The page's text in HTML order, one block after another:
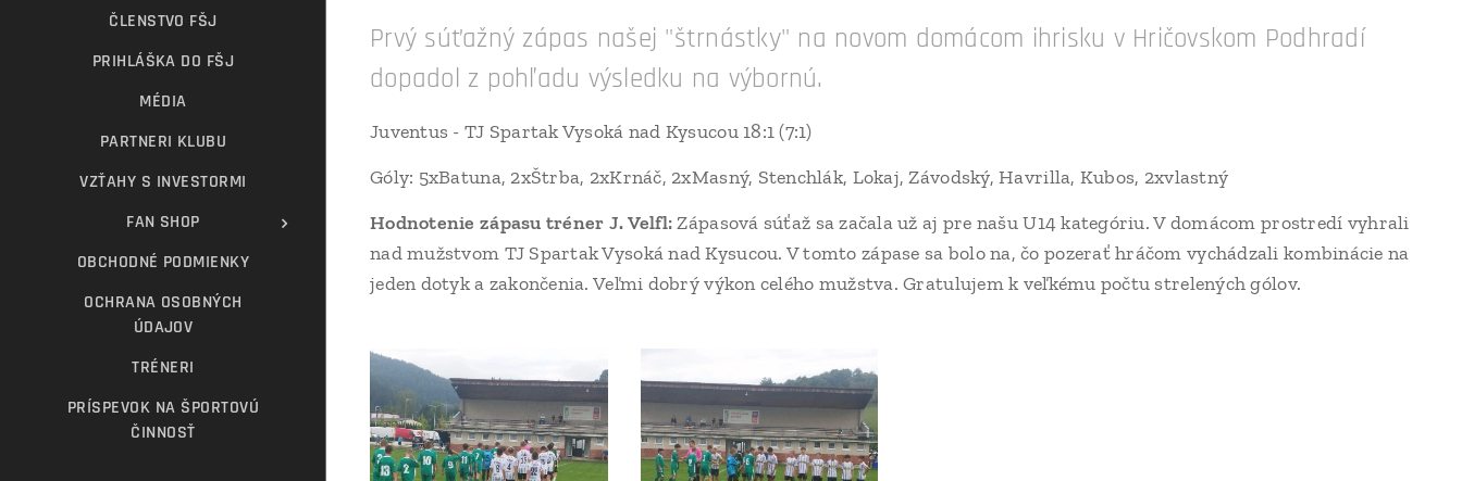
ČLENSTVO FŠJ
PRIHLÁŠKA DO FŠJ
MÉDIA
PARTNERI KLUBU
VZŤAHY S INVESTORMI
FAN SHOP
OBCHODNÉ PODMIENKY
OCHRANA OSOBNÝCH
ÚDAJOV
TRÉNERI
PRÍSPEVOK NA ŠPORTOVÚ
ČINNOSŤ
Prvý súťažný zápas našej "štrnástky" na novom domácom ihrisku v Hričovskom Podhradí
dopadol z pohľadu výsledku na výbornú.
Juventus - TJ Spartak Vysoká nad Kysucou 18:1 (7:1)
Góly: 5xBatuna, 2xŠtrba, 2xKrnáč, 2xMasný, Stenchlák, Lokaj, Závodský, Havrilla, Kubos, 2xvlastný
Hodnotenie zápasu tréner J. Velfl:Zápasová súťaž sa začala už aj pre našu U14 kategóriu. V domácom prostredí vyhrali
nad mužstvom TJ Spartak Vysoká nad Kysucou. V tomto zápase sa bolo na, čo pozerať hráčom vychádzali kombinácie na
jeden dotyk a zakončenia. Veľmi dobrý výkon celého mužstva. Gratulujem k veľkému počtu strelených gólov.